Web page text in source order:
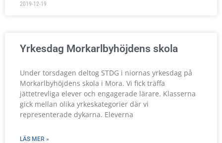
2019-12-19
Yrkesdag Morkarlbyhöjdens skola
Under torsdagen deltog STDG i niornas yrkesdag på
Morkarlbyhöjdens skola i Mora. Vi fick träffa
jättetrevliga elever och engagerade lärare. Klasserna
gick mellan olika yrkeskategorier där vi
representerade dykarna. Eleverna
LÄS MER »